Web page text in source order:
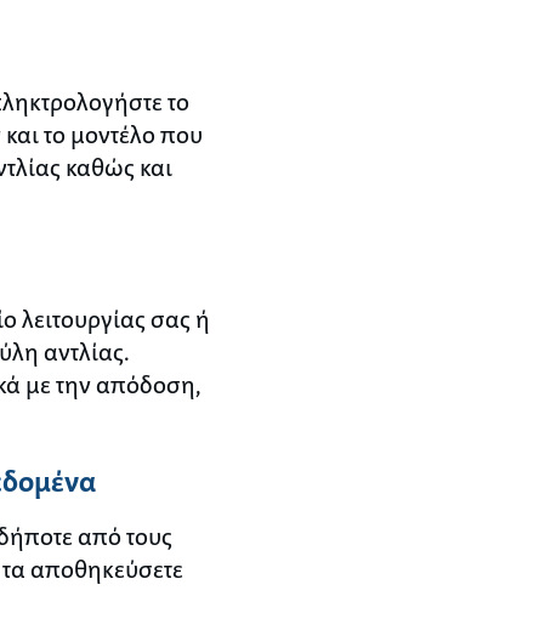
το
το μοντέλο που
καθώς και
λειτουργίας σας ή
αντλίας.
με την απόδοση,
από τους
αποθηκεύσετε